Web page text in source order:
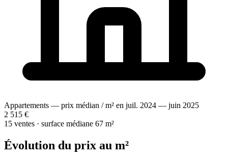
Appartements — prix médian / m² en juil. 2024 — juin 2025
2 515 €
15 ventes · surface médiane 67 m²
Évolution du prix au m²